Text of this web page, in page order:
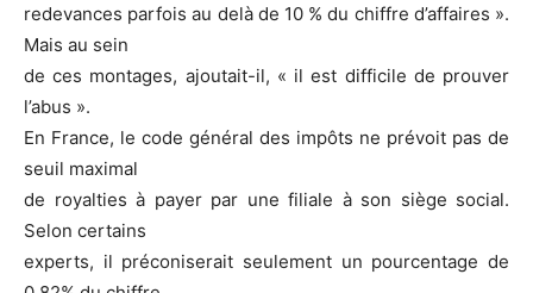
redevances parfois au delà de 10 % du chiffre d’affaires ».
Mais au sein
de ces montages, ajoutait-il, « il est difficile de prouver
l’abus ».
En France, le code général des impôts ne prévoit pas de
seuil maximal
de royalties à payer par une filiale à son siège social.
Selon certains
experts, il préconiserait seulement un pourcentage de